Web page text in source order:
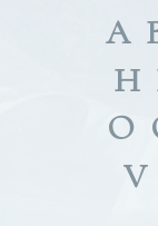
A
H
O
V